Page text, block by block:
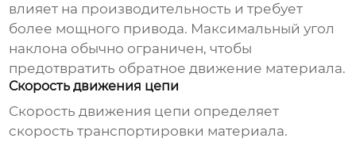
влияет на производительность и требует
более мощного привода. Максимальный угол
наклона обычно ограничен, чтобы
предотвратить обратное движение материала.
Скорость движения цепи
Скорость движения цепи определяет
скорость транспортировки материала.